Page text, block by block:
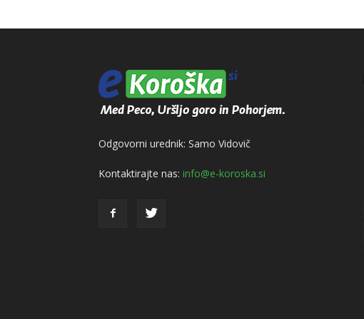
Odgovorni urednik: Samo Vidovič
Kontaktirajte nas: info@e-koroska.si